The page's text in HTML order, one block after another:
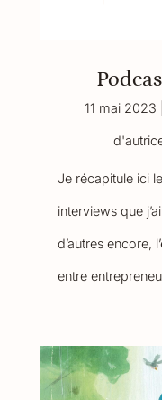
11 mai 2023
Je récapitule ici
interviews que
d’autres encore,
entre